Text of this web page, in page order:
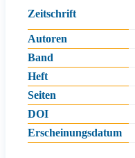
Zeitschrift
Autoren
Band
Heft
Seiten
DOI
Erscheinungsdatum